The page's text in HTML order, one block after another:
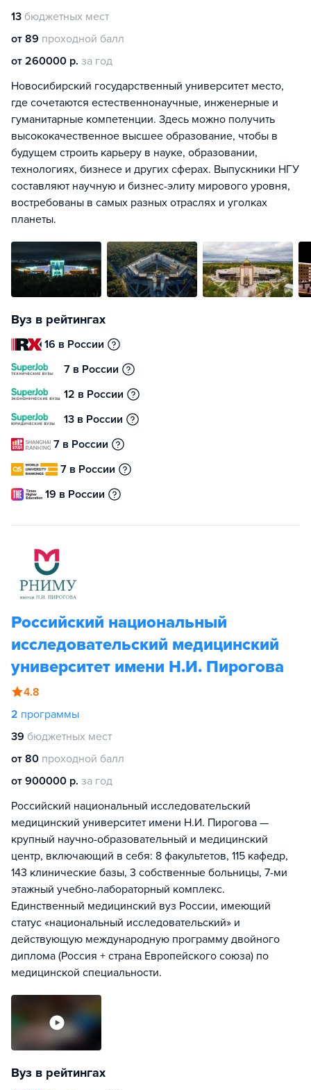
13 бюджетных мест
от 89 проходной балл
от 260000 р. за год
Новосибирский государственный университет место,
где сочетаются естественнонаучные, инженерные и
гуманитарные компетенции. Здесь можно получить
высококачественное высшее образование, чтобы в
будущем строить карьеру в науке, образовании,
технологиях, бизнесе и других сферах. Выпускники НГУ
составляют научную и бизнес-элиту мирового уровня,
востребованы в самых разных отраслях и уголках
планеты.
Вуз в рейтингах
16 в России
7 в России
12 в России
13 в России
7 в России
7 в России
19 в России
Российский национальный
исследовательский медицинский
университет имени Н.И. Пирогова
4.8
2 программы
39 бюджетных мест
от 80 проходной балл
от 900000 р. за год
Российский национальный исследовательский
медицинский университет имени Н.И. Пирогова —
крупный научно-образовательный и медицинский
центр, включающий в себя: 8 факультетов, 115 кафедр,
143 клинические базы, 3 собственные больницы, 7-ми
этажный учебно-лабораторный комплекс.
Единственный медицинский вуз России, имеющий
статус «национальный исследовательский» и
действующую международную программу двойного
диплома (Россия + страна Европейского союза) по
медицинской специальности.
Вуз в рейтингах